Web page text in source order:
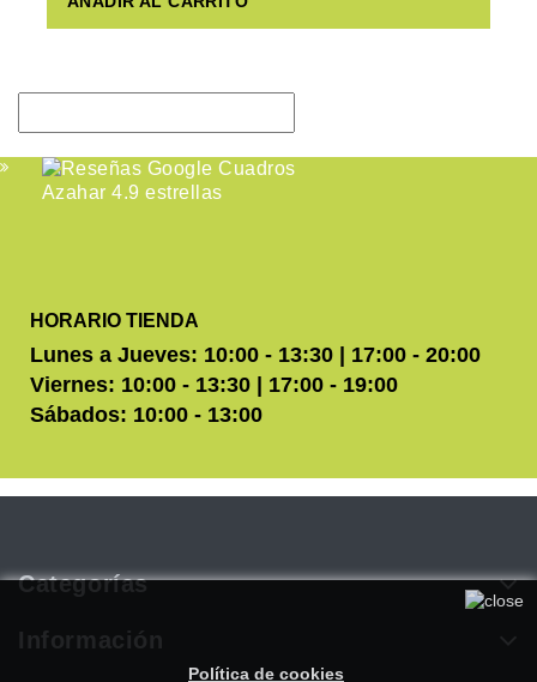
HORARIO TIENDA
Lunes a Jueves: 10:00 - 13:30 | 17:00 - 20:00
Viernes: 10:00 - 13:30 | 17:00 - 19:00
Sábados: 10:00 - 13:00
Categorías
Información
Utilizamos cookies propias y de terceros para mejorar
nuestros servicios. Si continúa navegando, consideramos que
acepta su uso. Puede obtener más información en nuestra
Política de cookies